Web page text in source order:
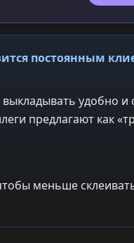
постоянным
удобно и
предлагают как
меньше